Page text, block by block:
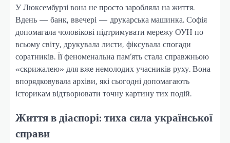
У Люксембурзі вона не просто заробляла на життя.
Вдень — банк, ввечері — друкарська машинка. Софія
допомагала чоловікові підтримувати мережу ОУН по
всьому світу, друкувала листи, фіксувала спогади
соратників. Її феноменальна пам’ять стала справжньою
«скрижалею» для вже немолодих учасників руху. Вона
впорядковувала архіви, які сьогодні допомагають
історикам відтворювати точну картину тих подій.
Життя в діаспорі: тиха сила української
справи